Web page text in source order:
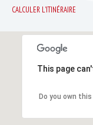
CALCULER L'ITINÉRAIRE
This page
Do you own